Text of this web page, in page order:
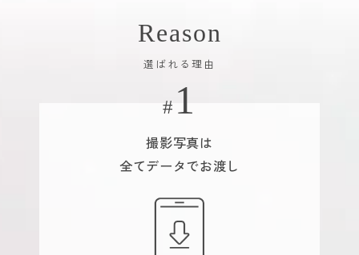
Reason
選ばれる理由
撮影写真は
全てデータでお渡し